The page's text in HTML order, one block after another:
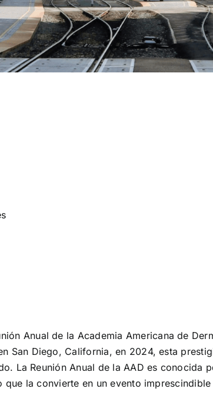
Anual de la Academia Americana de
San Diego, California, en 2024, esta
La Reunión Anual de la AAD es
la convierte en un evento